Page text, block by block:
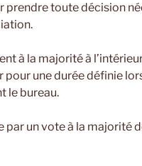
toute décision
à la majorité à
une durée définie
le bureau.
un vote à la majorité